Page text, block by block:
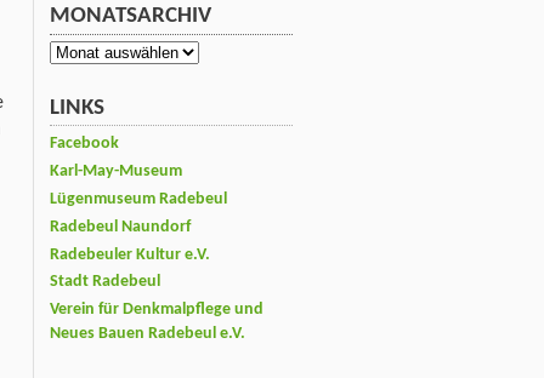
MONATSARCHIV
Monatsarchiv
LINKS
Facebook
Karl-May-Museum
Lügenmuseum Radebeul
Radebeul Naundorf
Radebeuler Kultur e.V.
Stadt Radebeul
Verein für Denkmalpflege und
Neues Bauen Radebeul e.V.